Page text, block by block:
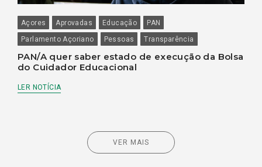
Açores Aprovadas Educação
PAN
Parlamento Açoriano
Pessoas Transparência
PAN/A quer saber estado de execução da Bolsa
do Cuidador Educacional
LER NOTÍCIA
VER MAIS